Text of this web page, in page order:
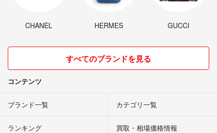
CHANEL HERMES GUCCI
すべてのブランドを見る
コンテンツ
ブランド一覧 カテゴリ一覧
ランキング 買取・相場価格情報